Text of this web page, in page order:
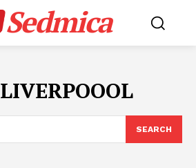
Sedmica
LIVERPOOOL
SEARCH